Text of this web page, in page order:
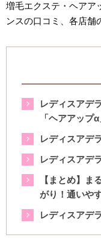
増毛エクステ・ヘアア
ンスの口コミ、各店舗
レディスアデ
「ヘアアップ
レディスアデ
レディスアデ
【まとめ】ま
がり！通いや
レディスアデ